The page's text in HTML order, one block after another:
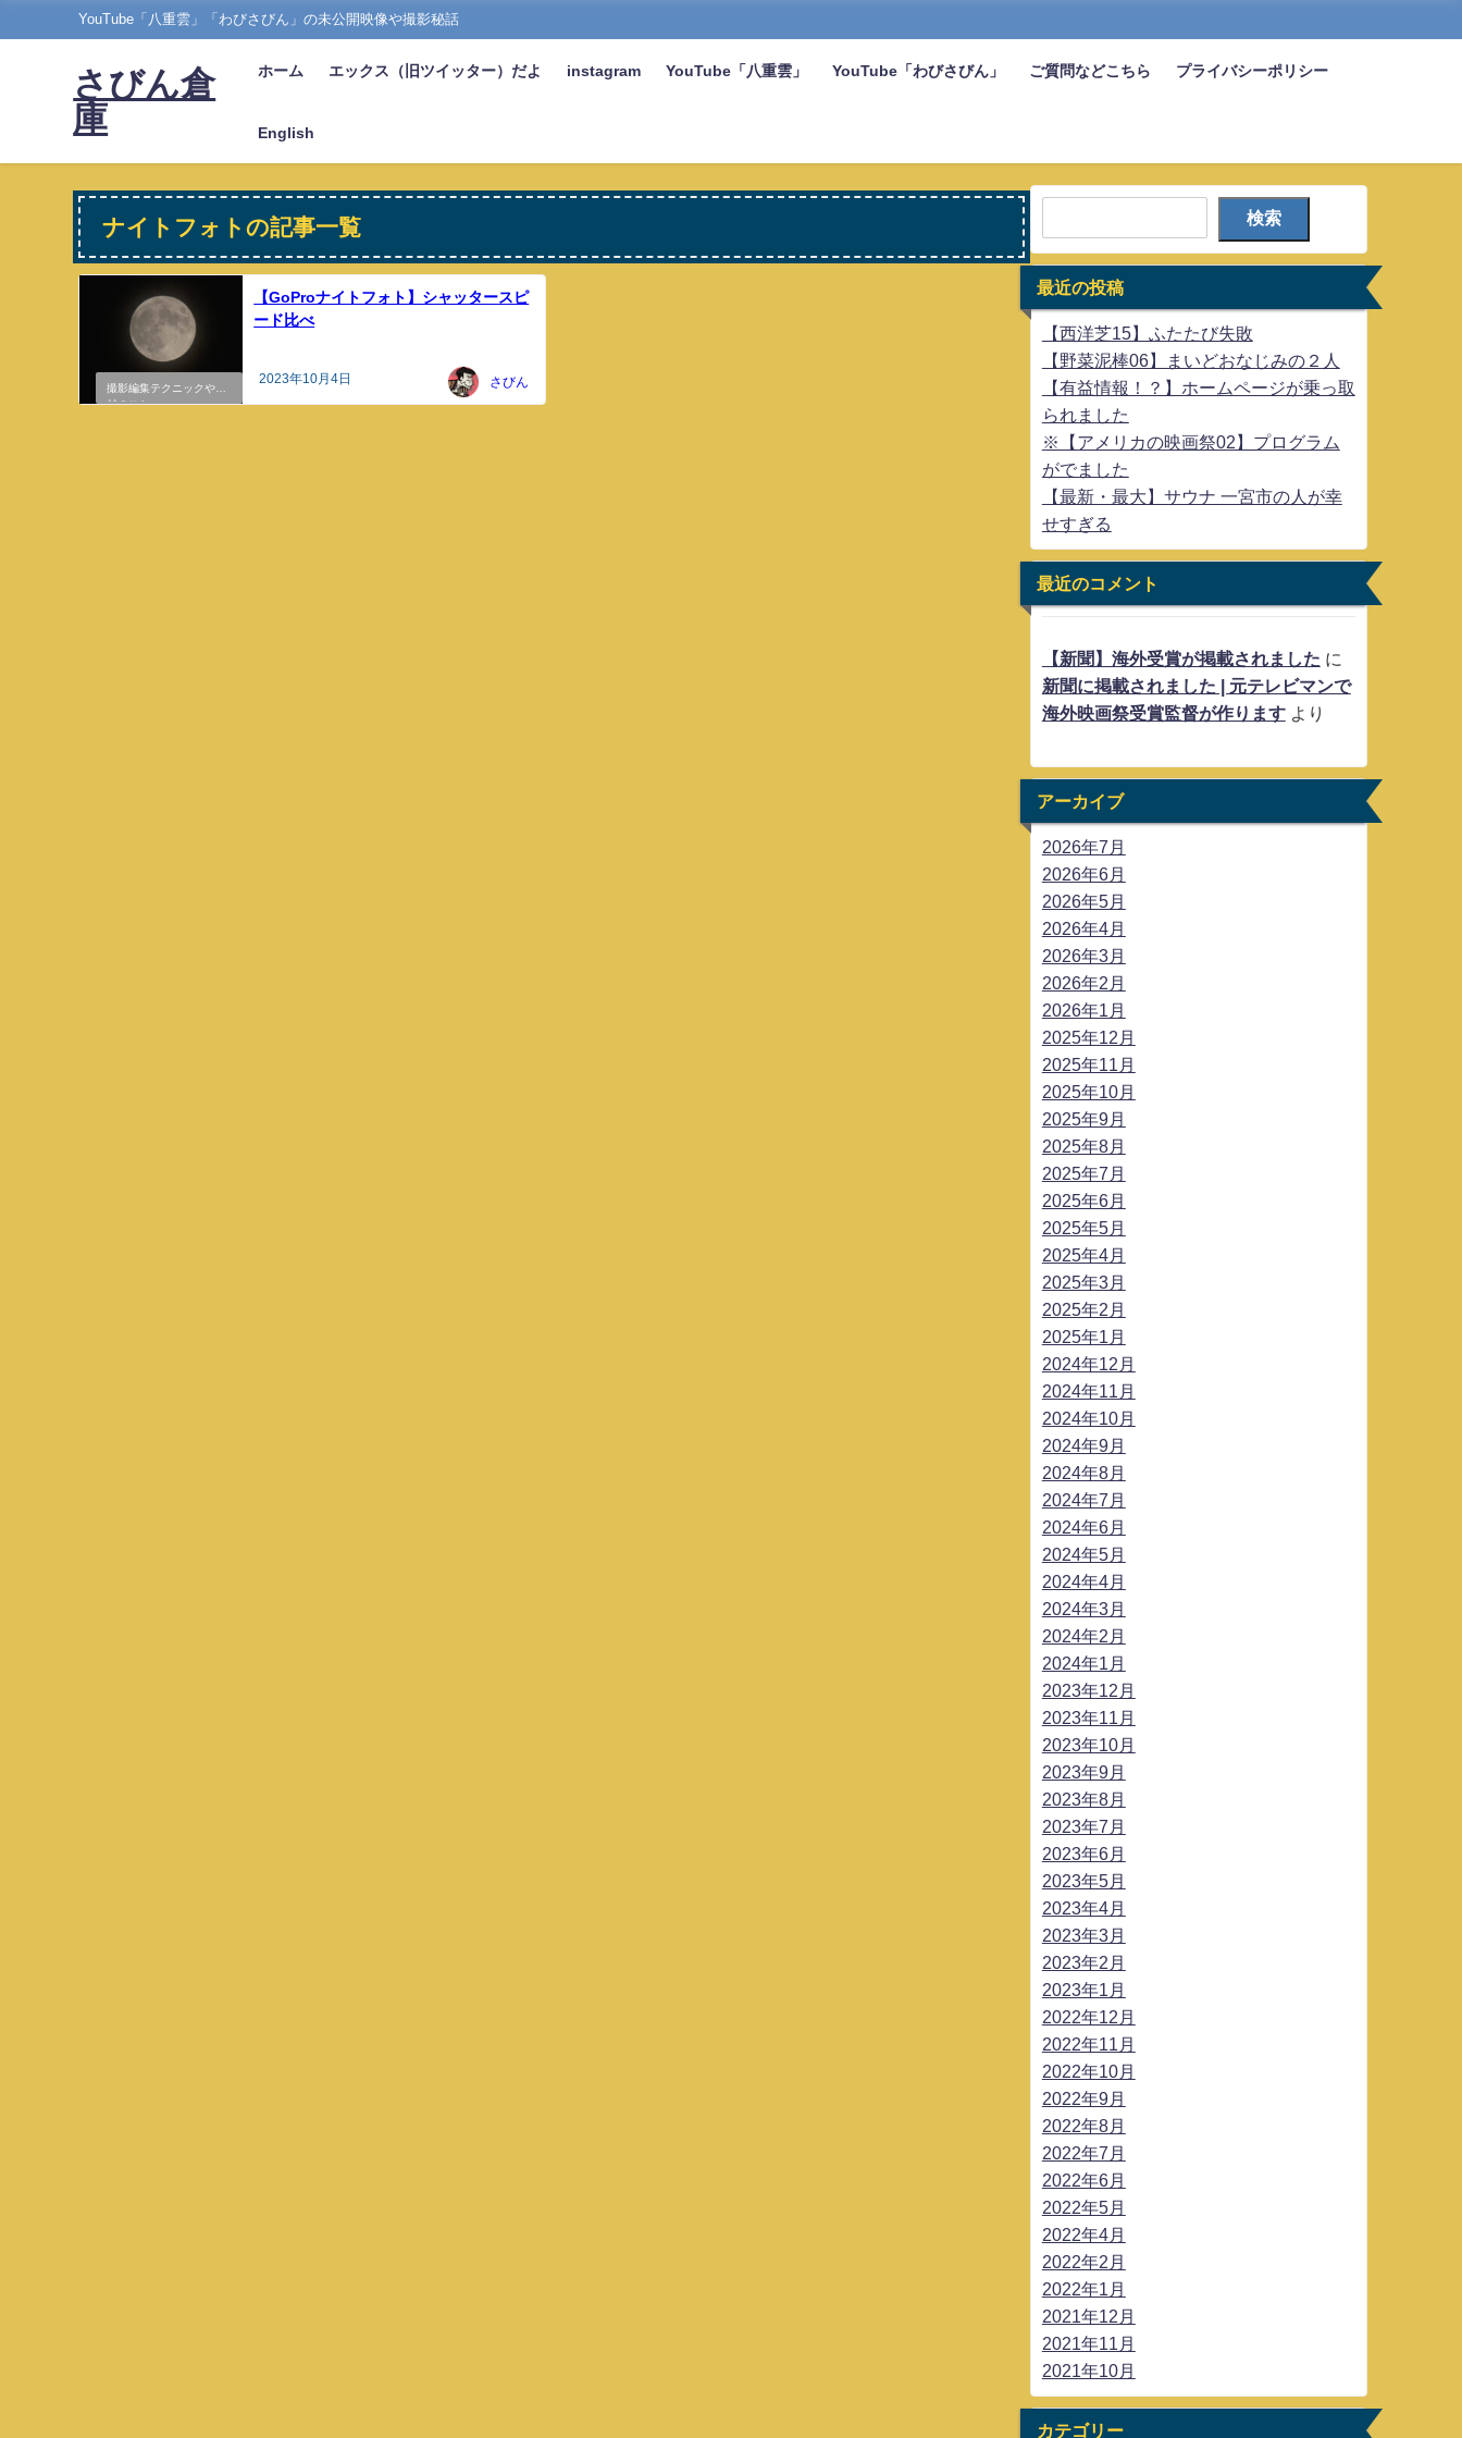
YouTube「八重雲」「わびさびん」の未公開映像や撮影秘話
さびん倉
庫
ホーム エックス（旧ツイッター）だよ instagram YouTube「八重雲」 YouTube「わびさびん」 ご質問などこちら プライバシーポリシー
English
ナイトフォトの記事一覧
撮影編集テクニックや機
材のこと
【GoProナイトフォト】シャッタースピ
ード比べ
2023年10月4日 さびん
検索
最近の投稿
【西洋芝15】ふたたび失敗
【野菜泥棒06】まいどおなじみの２人
【有益情報！？】ホームページが乗っ取
られました
※【アメリカの映画祭02】プログラム
がでました
【最新・最大】サウナ 一宮市の人が幸
せすぎる
最近のコメント
【新聞】海外受賞が掲載されました に
新聞に掲載されました | 元テレビマンで
海外映画祭受賞監督が作りますより
アーカイブ
2026年7月
2026年6月
2026年5月
2026年4月
2026年3月
2026年2月
2026年1月
2025年12月
2025年11月
2025年10月
2025年9月
2025年8月
2025年7月
2025年6月
2025年5月
2025年4月
2025年3月
2025年2月
2025年1月
2024年12月
2024年11月
2024年10月
2024年9月
2024年8月
2024年7月
2024年6月
2024年5月
2024年4月
2024年3月
2024年2月
2024年1月
2023年12月
2023年11月
2023年10月
2023年9月
2023年8月
2023年7月
2023年6月
2023年5月
2023年4月
2023年3月
2023年2月
2023年1月
2022年12月
2022年11月
2022年10月
2022年9月
2022年8月
2022年7月
2022年6月
2022年5月
2022年4月
2022年2月
2022年1月
2021年12月
2021年11月
2021年10月
カテゴリー